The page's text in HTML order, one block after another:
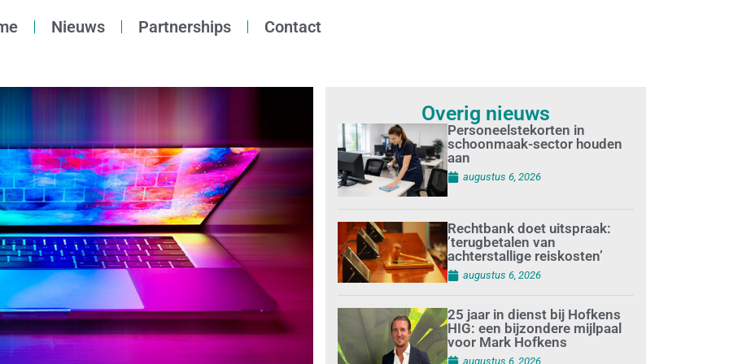
Nieuws Partnerships Contact
Overig nieuws
Personeelstekorten in
schoonmaak-sector houden
aan
augustus 6, 2026
Rechtbank doet uitspraak:
’terugbetalen van
achterstallige reiskosten’
augustus 6, 2026
25 jaar in dienst bij Hofkens
HIG: een bijzondere mijlpaal
voor Mark Hofkens
augustus 6, 2026